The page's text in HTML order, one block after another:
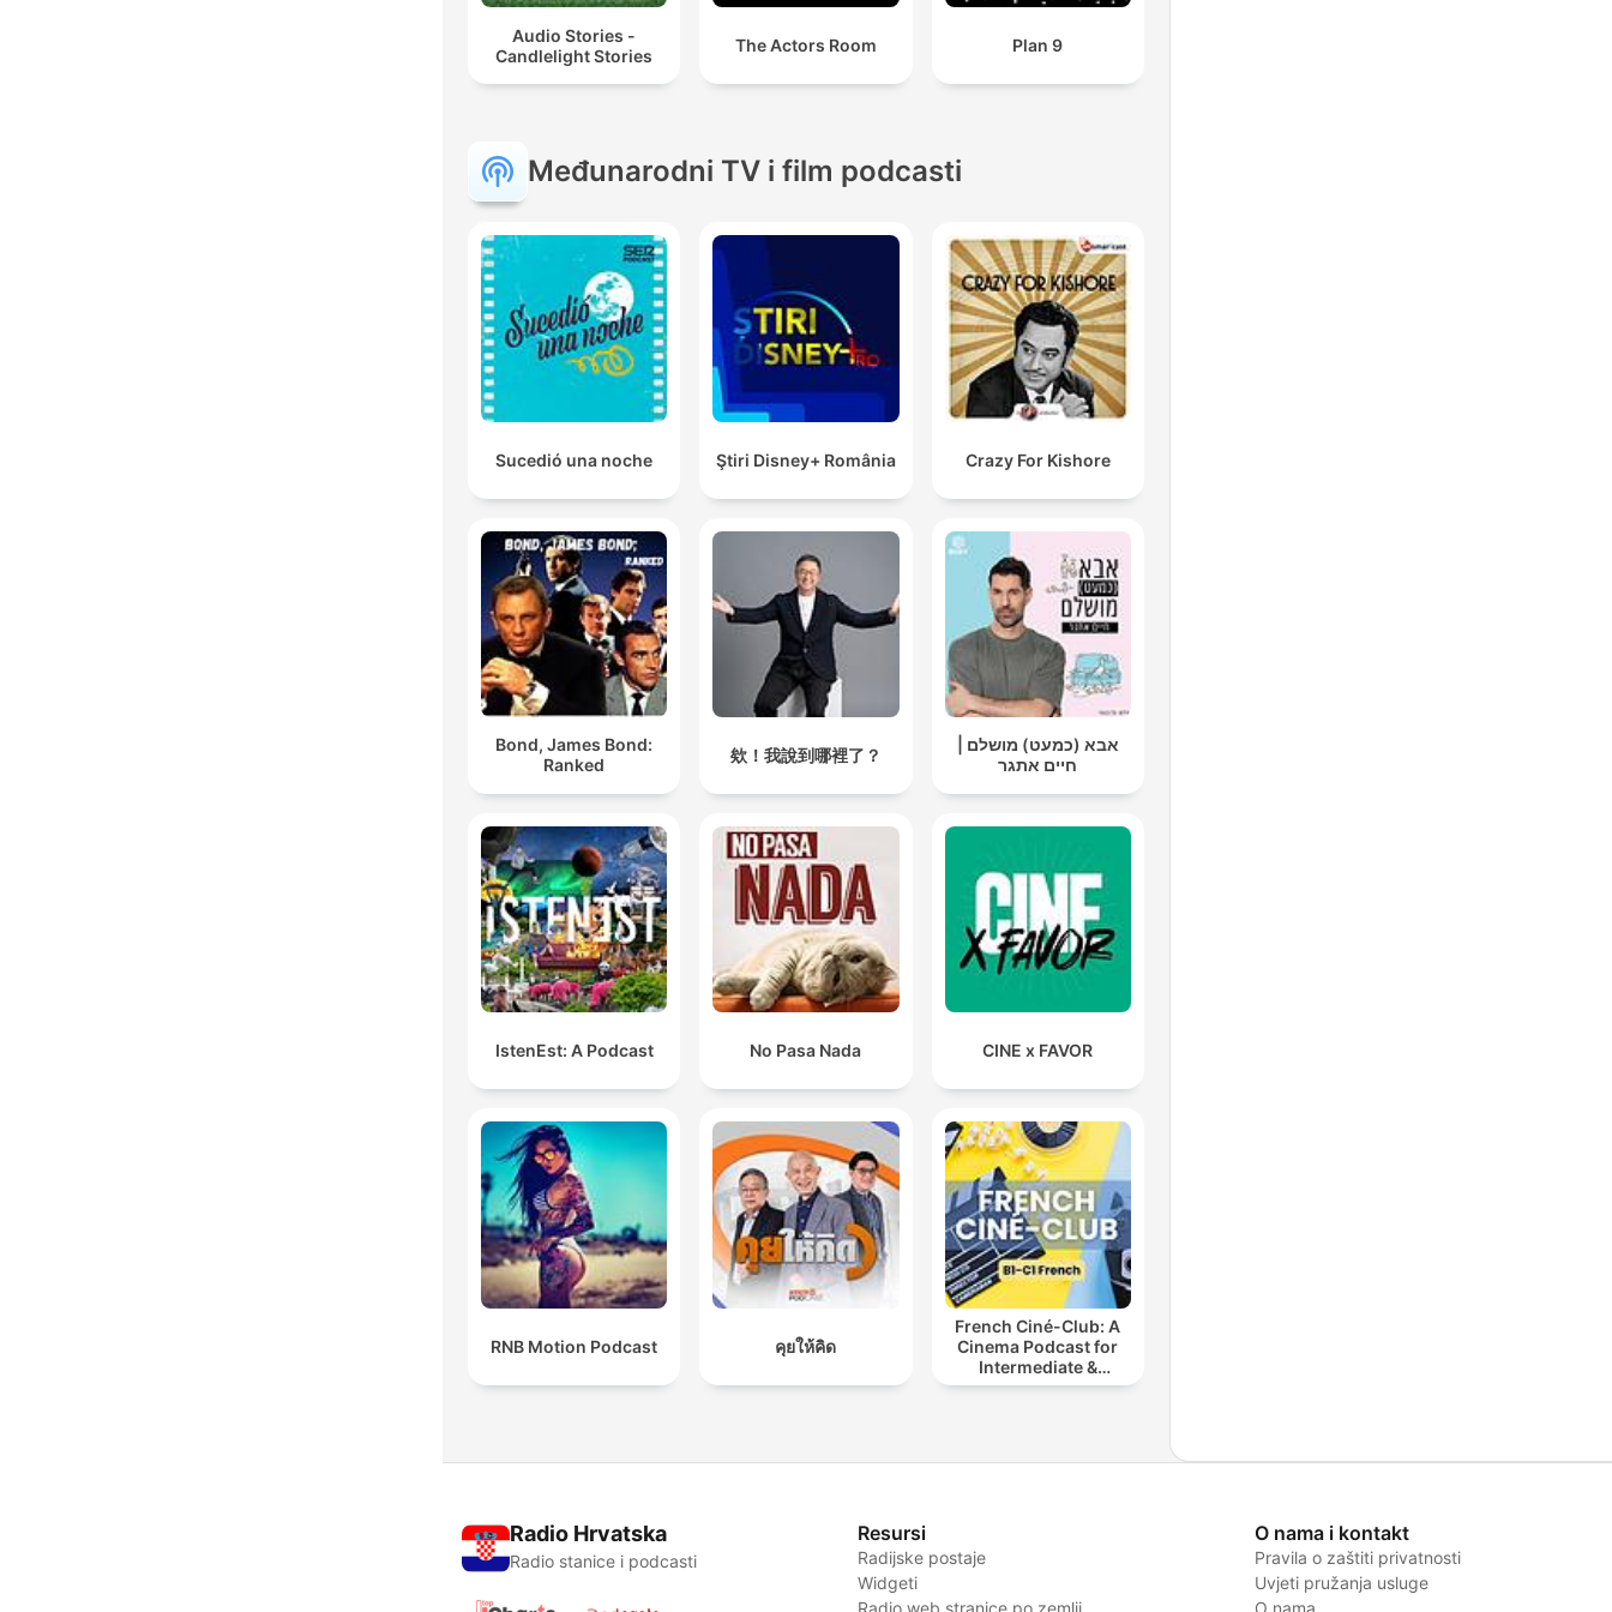
Audio Stories -
Candlelight Stories
The Actors Room Plan 9
Međunarodni TV i film podcasti
Sucedió una noche Ştiri Disney+ România Crazy For Kishore
Bond, James Bond:
Ranked
欸！我說到哪裡了？
אבא (כמעט) מושלם |
חיים אתגר
IstenEst: A Podcast No Pasa Nada CINE x FAVOR
RNB Motion Podcast คุยให้คิด
French Ciné-Club: A
Cinema Podcast for
Intermediate &
Advanced French
Radio Hrvatska
Radio stanice i podcasti
Resursi
Radijske postaje
Widgeti
Radio web stranice po zemlji
O nama i kontakt
Pravila o zaštiti privatnosti
Uvjeti pružanja usluge
O nama